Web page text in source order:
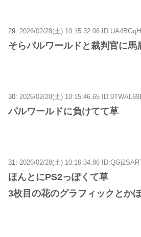
29: 2026/02/28(土) 10:15:32.06
そらパルワールドと裁判官に馬
30: 2026/02/28(土) 10:15:46.65
パルワールドに負けてて草
31: 2026/02/28(土) 10:16:34.86
ほんとにPS2っぽくて草
3枚目の花のグラフィックとか